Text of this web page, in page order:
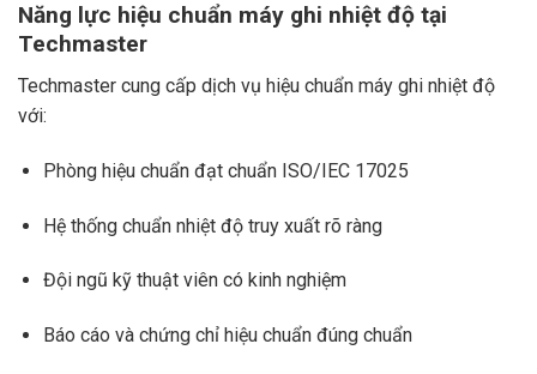
Năng lực hiệu chuẩn máy ghi nhiệt độ tại
Techmaster
Techmaster cung cấp dịch vụ hiệu chuẩn máy ghi nhiệt độ
với:
Phòng hiệu chuẩn đạt chuẩn ISO/IEC 17025
Hệ thống chuẩn nhiệt độ truy xuất rõ ràng
Đội ngũ kỹ thuật viên có kinh nghiệm
Báo cáo và chứng chỉ hiệu chuẩn đúng chuẩn